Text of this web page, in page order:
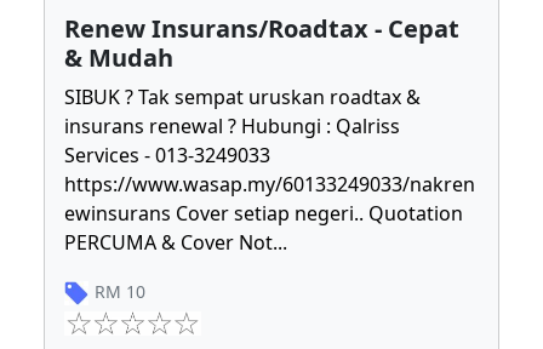
Renew Insurans/Roadtax - Cepat
& Mudah
SIBUK ? Tak sempat uruskan roadtax &
insurans renewal ? Hubungi : Qalriss
Services - 013-3249033
https://www.wasap.my/60133249033/nakren
ewinsurans Cover setiap negeri.. Quotation
PERCUMA & Cover Not...
RM 10